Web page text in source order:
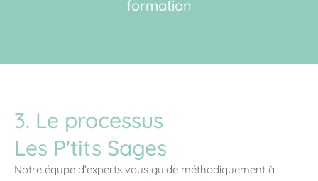
formation
3. Le processus
Les P'tits Sages
Notre équpe d’experts vous guide méthodiquement à